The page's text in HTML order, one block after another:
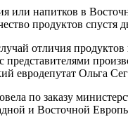
или напитков в
продуктов спустя
отличия
евродепутат Ольга
по заказу
и Восточной